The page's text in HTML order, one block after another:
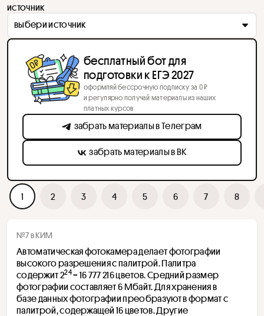
источник
выбери источник
1 2 3 4 5 6 7 8
№7 в КИМ
Автоматическая фотокамера делает фотографии
высокого разрешения с палитрой. Палитра
содержит 224 = 16 777 216 цветов. Средний размер
фотографии составляет 6 Мбайт. Для хранения в
базе данных фотографии преобразуют в формат с
палитрой, содержащей 16 цветов. Другие
бесплатный бот для
подготовки к ЕГЭ 2027
оформляй бессрочную подписку за 0 ₽
и регулярно получай материалы из наших
платных курсов
забрать материалы в Телеграм
забрать материалы в ВК